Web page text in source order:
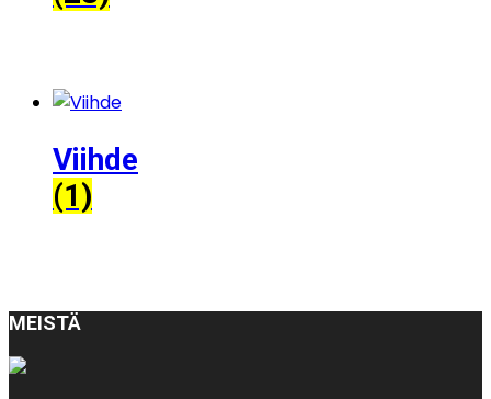
Viihde
(1)
MEISTÄ